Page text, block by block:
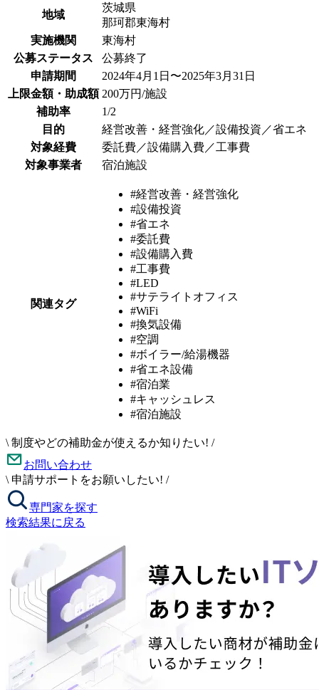
地域
茨城県
那珂郡東海村
実施機関
東海村
公募ステータス
公募終了
申請期間
2024年4月1日〜2025年3月31日
上限金額・助成額 200万円/施設
補助率
1/2
目的
経営改善・経営強化／設備投資／省エネ
対象経費
委託費／設備購入費／工事費
対象事業者
宿泊施設
関連タグ
#経営改善・経営強化
#設備投資
#省エネ
#委託費
#設備購入費
#工事費
#LED
#サテライトオフィス
#WiFi
#換気設備
#空調
#ボイラー/給湯機器
#省エネ設備
#宿泊業
#キャッシュレス
#宿泊施設
\ 制度やどの補助金が使えるか知りたい! /
お問い合わせ
\ 申請サポートをお願いしたい! /
専門家を探す
検索結果に戻る